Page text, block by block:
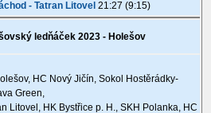
- Tatran Litovel 21:27 (9:15)
ledňáček 2023 - Holešov
HC Nový Jičín, Sokol Hostěrádky-
Green,
Litovel, HK Bystřice p. H., SKH Polanka, HC